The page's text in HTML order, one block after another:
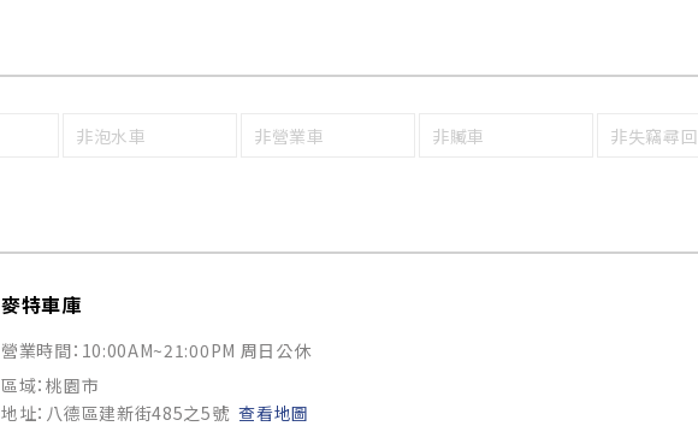
非泡水車 非營業車 非贓車 非失竊尋
麥特車庫
營業時間：10:00AM~21:00PM 周日公休
區域：桃園市
地址：八德區建新街485之5號 查看地圖